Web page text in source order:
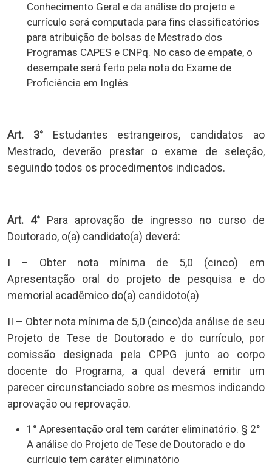
Conhecimento Geral e da análise do projeto e
currículo será computada para fins classificatórios
para atribuição de bolsas de Mestrado dos
Programas CAPES e CNPq. No caso de empate, o
desempate será feito pela nota do Exame de
Proficiência em Inglês.
Art. 3°Estudantes estrangeiros, candidatos ao
Mestrado, deverão prestar o exame de seleção,
seguindo todos os procedimentos indicados.
Art. 4° Para aprovação de ingresso no curso de
Doutorado, o(a) candidato(a) deverá:
I – Obter nota mínima de 5,0 (cinco) em
Apresentação oral do projeto de pesquisa e do
memorial acadêmico do(a) candidoto(a)
II – Obter nota mínima de 5,0 (cinco)da análise de seu
Projeto de Tese de Doutorado e do currículo, por
comissão designada pela CPPG junto ao corpo
docente do Programa, a qual deverá emitir um
parecer circunstanciado sobre os mesmos indicando
aprovação ou reprovação.
1° Apresentação oral tem caráter eliminatório. § 2°
A análise do Projeto de Tese de Doutorado e do
currículo tem caráter eliminatório